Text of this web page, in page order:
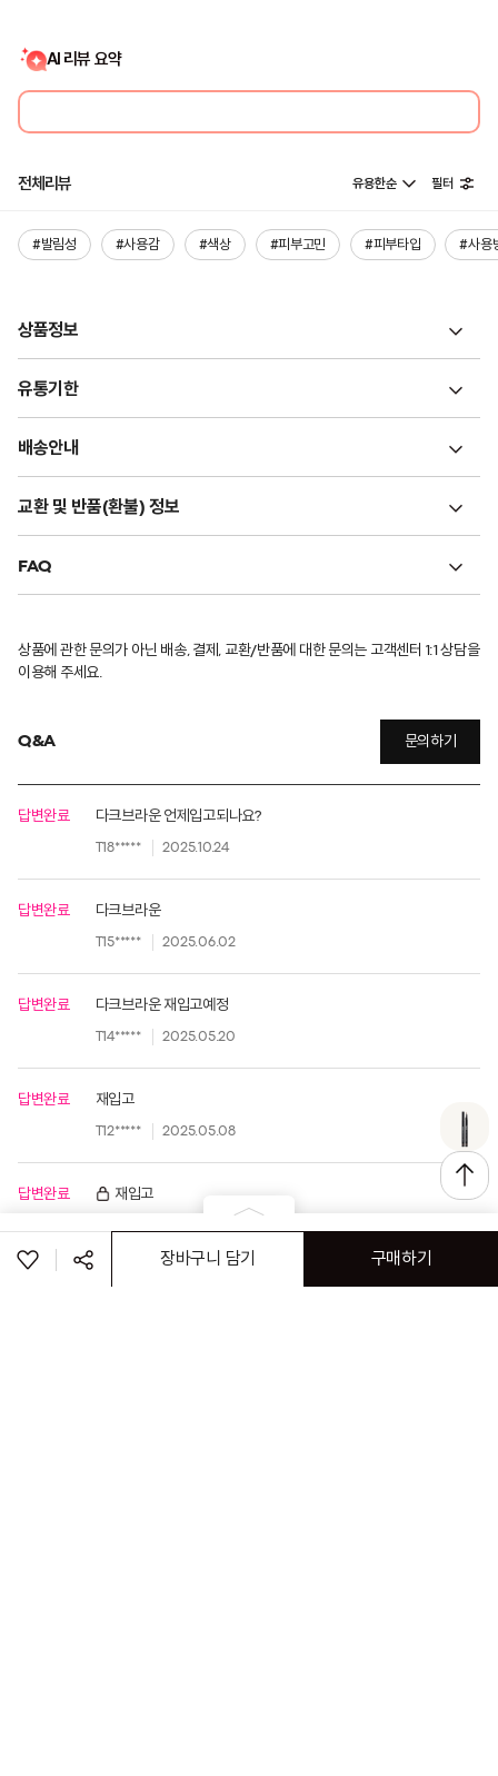
옵션을 선택해주세요장바구니 담기 구매하기
AI 리뷰 요약
전체리뷰 유용한순 필터
#발림성 #사용감 #색상 #피부고민 #피부타입 #사용
상품정보
유통기한
배송안내
교환 및 반품(환불) 정보
FAQ
상품에 관한 문의가 아닌 배송, 결제, 교환/반품에 대한 문의는 고객센터 1:1 상담을
이용해 주세요.
Q&A 문의하기
답변완료 다크브라운 언제입고되나요?
T18***** 2025.10.24
답변완료 다크브라운
T15***** 2025.06.02
답변완료 다크브라운 재입고예정
T14***** 2025.05.20
답변완료 재입고
T12***** 2025.05.08
답변완료 재입고